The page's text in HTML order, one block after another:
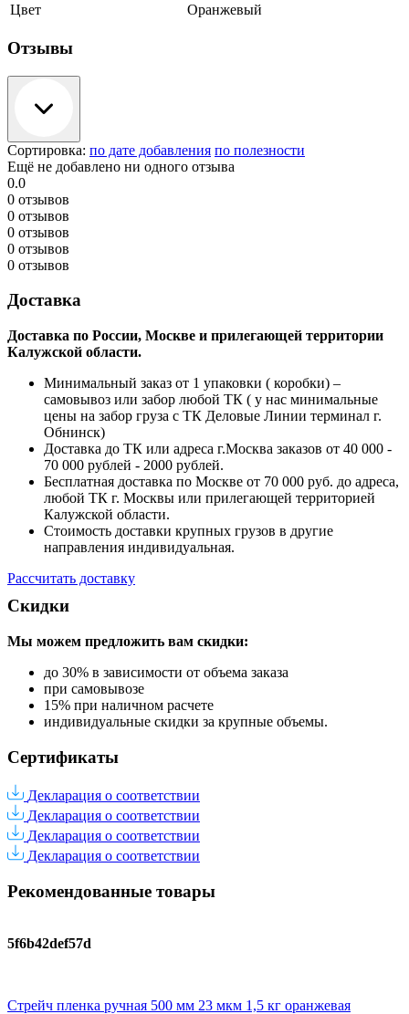
Цвет
Оранжевый
Отзывы
Сортировка: по дате добавления по полезности
Ещё не добавлено ни одного отзыва
0.0
0 отзывов
0 отзывов
0 отзывов
0 отзывов
0 отзывов
Доставка
Доставка по России, Москве и прилегающей территории
Калужской области.
Минимальный заказ от 1 упаковки ( коробки) –
самовывоз или забор любой ТК ( у нас минимальные
цены на забор груза с ТК Деловые Линии терминал г.
Обнинск)
Доставка до ТК или адреса г.Москва заказов от 40 000 -
70 000 рублей - 2000 рублей.
Бесплатная доставка по Москве от 70 000 руб. до адреса,
любой ТК г. Москвы или прилегающей территорией
Калужской области.
Стоимость доставки крупных грузов в другие
направления индивидуальная.
Рассчитать доставку
Скидки
Мы можем предложить вам скидки:
до 30% в зависимости от объема заказа
при самовывозе
15% при наличном расчете
индивидуальные скидки за крупные объемы.
Сертификаты
Декларация о соответствии
Декларация о соответствии
Декларация о соответствии
Декларация о соответствии
Рекомендованные товары
5f6b42def57d
Стрейч пленка ручная 500 мм 23 мкм 1,5 кг оранжевая